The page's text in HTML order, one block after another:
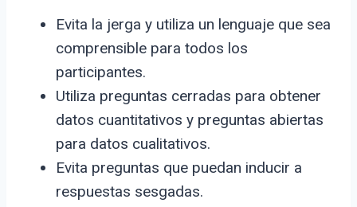
Evita la jerga y utiliza un lenguaje que sea
comprensible para todos los
participantes.
Utiliza preguntas cerradas para obtener
datos cuantitativos y preguntas abiertas
para datos cualitativos.
Evita preguntas que puedan inducir a
respuestas sesgadas.